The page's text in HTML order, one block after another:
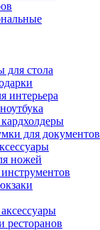
для стола
интерьера
для документов
ножей
ресторанов